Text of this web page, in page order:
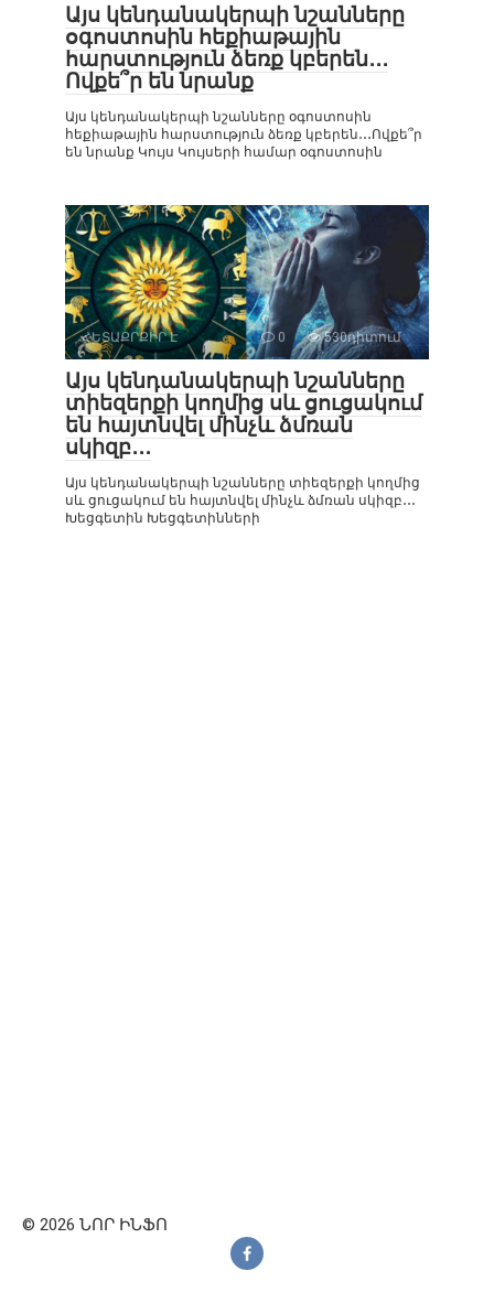
Այս կենդանակերպի նշանները
օգոստոսին հեքիաթային
հարստություն ձեռք կբերեն․․․
Ովքե՞ր են նրանք
Այս կենդանակերպի նշանները օգոստոսին
հեքիաթային հարստություն ձեռք կբերեն․․․Ովքե՞ր
են նրանք Կույս Կույսերի համար օգոստոսին
ՀԵՏԱՔՐՔԻՐ Է 0 530դիտում
Այս կենդանակերպի նշանները
տիեզերքի կողմից սև ցուցակում
են հայտնվել մինչև ձմռան
սկիզբ․․․
Այս կենդանակերպի նշանները տիեզերքի կողմից
սև ցուցակում են հայտնվել մինչև ձմռան սկիզբ․․․
Խեցգետին Խեցգետինների
© 2026 ՆՈՐ ԻՆՖՈ